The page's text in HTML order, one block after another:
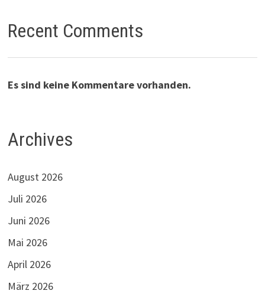
Recent Comments
Es sind keine Kommentare vorhanden.
Archives
August 2026
Juli 2026
Juni 2026
Mai 2026
April 2026
März 2026